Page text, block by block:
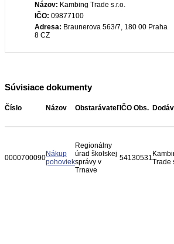
Názov: Kambing Trade s.r.o.
IČO: 09877100
Adresa: Braunerova 563/7, 180 00 Praha
8 CZ
Súvisiace dokumenty
Číslo Názov Obstarávateľ IČO Obs.
0000700090Nákup
pohoviek
Regionálny
úrad školskej
správy v
Trnave
54130531Trade